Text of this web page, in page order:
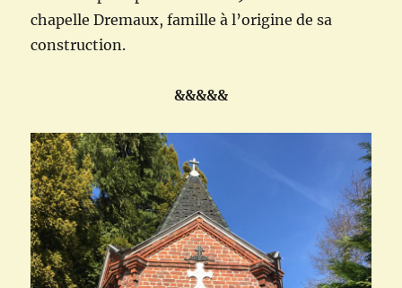
chapelle Dremaux, famille à l’origine de sa
construction.
&&&&&